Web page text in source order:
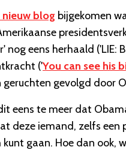
nieuw blog bijgekomen
nog eens herhaald
('You can see his
geruchten gevolgd door
eens te meer dat
deze iemand, zelfs een
gaan. Hoe dan